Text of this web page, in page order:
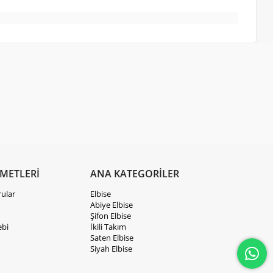
ANA KATEGORİLER
Elbise
Abiye Elbise
Şifon Elbise
İkili Takım
Saten Elbise
Siyah Elbise